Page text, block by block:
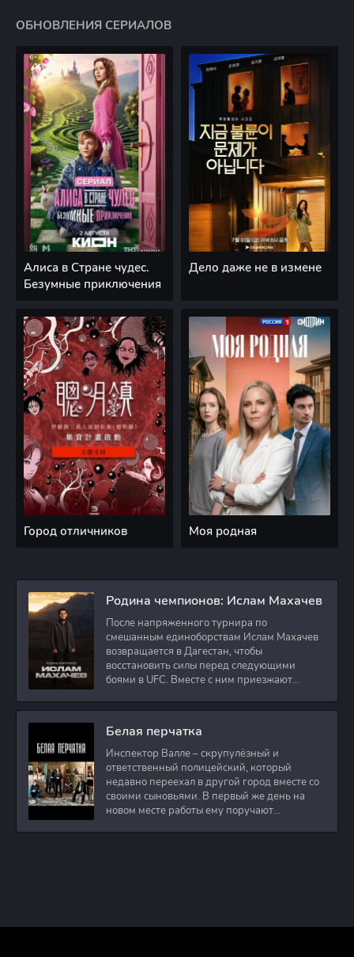
ОБНОВЛЕНИЯ СЕРИАЛОВ
Алиса в Стране чудес.
Безумные приключения
Дело даже не в измене
Город отличников Моя родная
Родина чемпионов: Ислам Махачев
После напряженного турнира по
смешанным единоборствам Ислам Махачев
возвращается в Дагестан, чтобы
восстановить силы перед следующими
боями в UFC. Вместе с ним приезжают
Белая перчатка
Инспектор Валле – скрупулёзный и
ответственный полицейский, который
недавно переехал в другой город вместе со
своими сыновьями. В первый же день на
новом месте работы ему поручают